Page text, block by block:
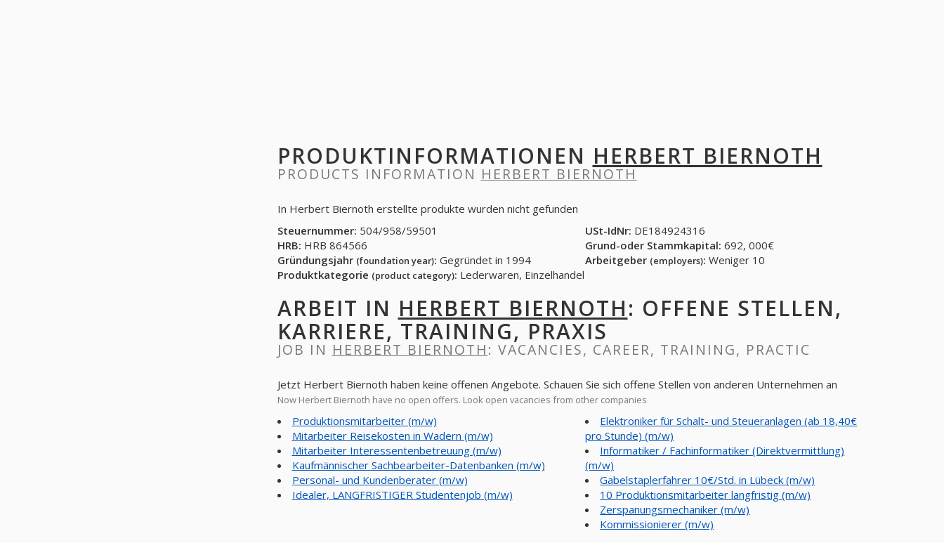
PRODUKTINFORMATIONEN HERBERT BIERNOTH
PRODUCTS INFORMATION HERBERT BIERNOTH
In Herbert Biernoth erstellte produkte wurden nicht gefunden
Steuernummer: 504/958/59501 USt-IdNr: DE184924316
HRB: HRB 864566 Grund-oder Stammkapital: 692, 000€
Gründungsjahr (foundation year): Gegründet in 1994 Arbeitgeber (employers): Weniger 10
Produktkategorie (product category): Lederwaren, Einzelhandel
ARBEIT IN HERBERT BIERNOTH: OFFENE STELLEN,
KARRIERE, TRAINING, PRAXIS
JOB IN HERBERT BIERNOTH: VACANCIES, CAREER, TRAINING, PRACTIC
Jetzt Herbert Biernoth haben keine offenen Angebote. Schauen Sie sich offene Stellen von anderen Unternehmen an
Now Herbert Biernoth have no open offers. Look open vacancies from other companies
Produktionsmitarbeiter (m/w)
Mitarbeiter Reisekosten in Wadern (m/w)
Mitarbeiter Interessentenbetreuung (m/w)
Kaufmännischer Sachbearbeiter-Datenbanken (m/w)
Personal- und Kundenberater (m/w)
Idealer, LANGFRISTIGER Studentenjob (m/w)
Elektroniker für Schalt- und Steueranlagen (ab 18,40€
pro Stunde) (m/w)
Informatiker / Fachinformatiker (Direktvermittlung)
(m/w)
Gabelstaplerfahrer 10€/Std. in Lübeck (m/w)
10 Produktionsmitarbeiter langfristig (m/w)
Zerspanungsmechaniker (m/w)
Kommissionierer (m/w)